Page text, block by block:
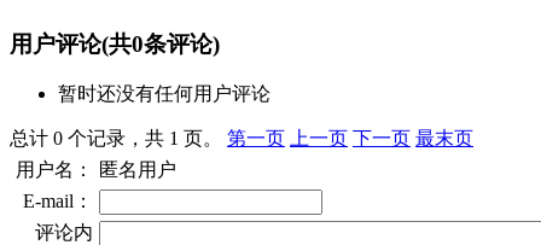
用户评论(共0条评论)
暂时还没有任何用户评论
总计 0 个记录，共 1 页。 第一页 上一页 下一页 最末页
用户名：
匿名用户
E-mail：
评论内